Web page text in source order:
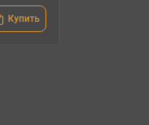
Купить